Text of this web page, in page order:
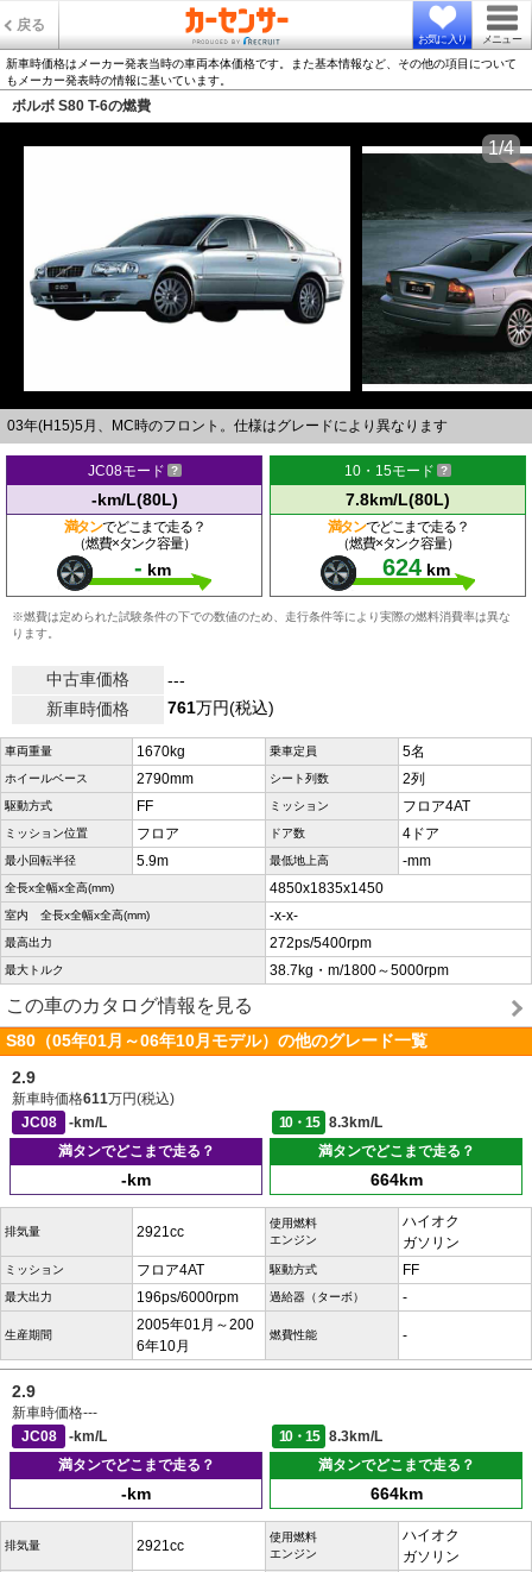
戻る
お気に入り メニュー
新車時価格はメーカー発表当時の車両本体価格です。また基本情報など、その他の項目について
もメーカー発表時の情報に基いています。
ボルボ S80 T-6の燃費
03年(H15)5月、MC時のフロント。仕様はグレードにより異なります
1/4
JC08モード
-km/L(80L)
満タンでどこまで走る？
（燃費×タンク容量）
- km
10・15モード
7.8km/L(80L)
満タンでどこまで走る？
（燃費×タンク容量）
624 km
※燃費は定められた試験条件の下での数値のため、走行条件等により実際の燃料消費率は異な
ります。
中古車価格
---
新車時価格
761万円(税込)
車両重量 1670kg 乗車定員 5名
ホイールベース 2790mm シート列数 2列
駆動方式 FF ミッション フロア4AT
ミッション位置 フロア ドア数 4ドア
最小回転半径 5.9m 最低地上高 -mm
全長x全幅x全高(mm) 4850x1835x1450
室内 全長x全幅x全高(mm) -x-x-
最高出力 272ps/5400rpm
最大トルク 38.7kg・m/1800～5000rpm
この車のカタログ情報を見る
S80（05年01月～06年10月モデル）の他のグレード一覧
2.9
新車時価格611万円(税込)
JC08
-km/L 10・15
8.3km/L
満タンでどこまで走る？
-km
満タンでどこまで走る？
664km
排気量 2921cc
使用燃料
エンジン
ハイオク
ガソリン
ミッション フロア4AT 駆動方式 FF
最大出力 196ps/6000rpm 過給器（ターボ） -
生産期間
2005年01月～200
6年10月
燃費性能 -
2.9
新車時価格---
JC08
-km/L 10・15
8.3km/L
満タンでどこまで走る？
-km
満タンでどこまで走る？
664km
排気量 2921cc
使用燃料
エンジン
ハイオク
ガソリン